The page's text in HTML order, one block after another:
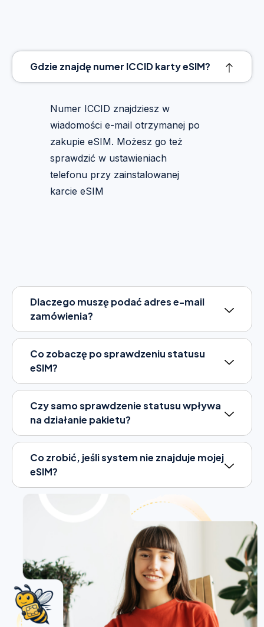
Gdzie znajdę numer ICCID karty eSIM?
Numer ICCID znajdziesz w
wiadomości e-mail otrzymanej po
zakupie eSIM. Możesz go też
sprawdzić w ustawieniach
telefonu przy zainstalowanej
karcie eSIM
Dlaczego muszę podać adres e-mail
zamówienia?
Co zobaczę po sprawdzeniu statusu
eSIM?
Czy samo sprawdzenie statusu wpływa
na działanie pakietu?
Co zrobić, jeśli system nie znajduje mojej
eSIM?